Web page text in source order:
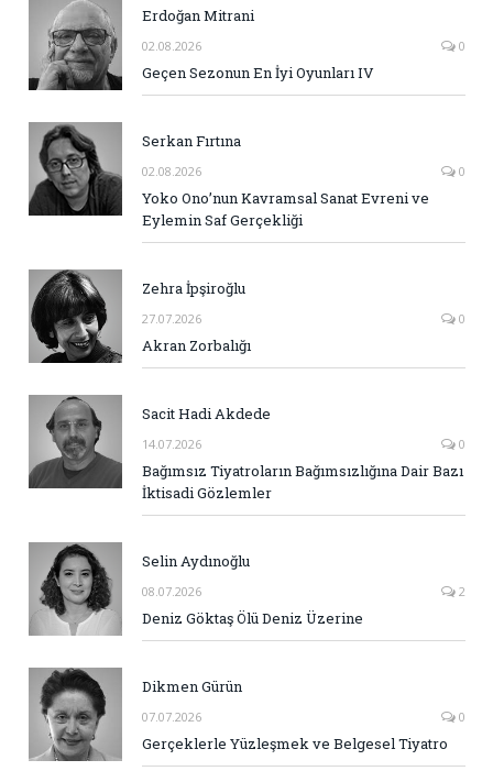
Erdoğan Mitrani
02.08.2026 0
Geçen Sezonun En İyi Oyunları IV
Serkan Fırtına
02.08.2026 0
Yoko Ono’nun Kavramsal Sanat Evreni ve
Eylemin Saf Gerçekliği
Zehra İpşiroğlu
27.07.2026 0
Akran Zorbalığı
Sacit Hadi Akdede
14.07.2026 0
Bağımsız Tiyatroların Bağımsızlığına Dair Bazı
İktisadi Gözlemler
Selin Aydınoğlu
08.07.2026 2
Deniz Göktaş Ölü Deniz Üzerine
Dikmen Gürün
07.07.2026 0
Gerçeklerle Yüzleşmek ve Belgesel Tiyatro